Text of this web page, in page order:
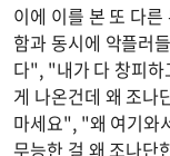
이에 이를 본 또 다
함과 동시에 악플러
다", "내가 다 창피
게 나온건데 왜 조나
마세요", "왜 여기와
무능한 걸 왜 조나단